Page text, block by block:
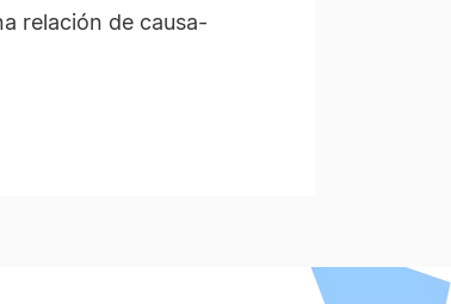
relación de causa-